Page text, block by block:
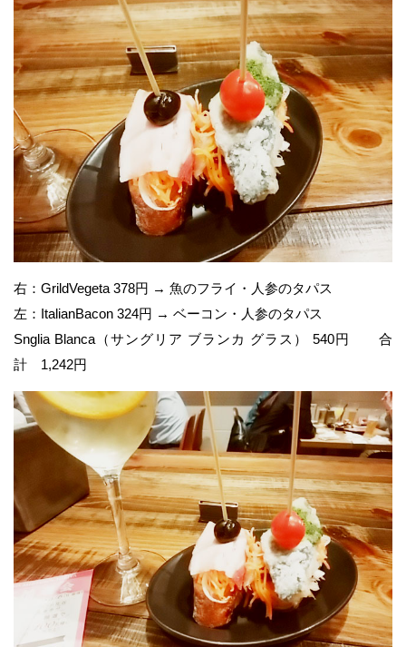
右：GrildVegeta 378円 → 魚のフライ・人参のタパス
左：ItalianBacon 324円 → ベーコン・人参のタパス
Snglia Blanca（サングリア ブランカ グラス） 540円 合
計 1,242円